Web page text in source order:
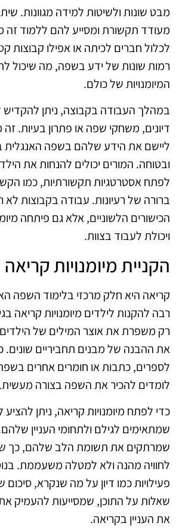
מבט שונות ולשיטות למידה מגוונות.
מעודד תקשורת ומסייע להם ללמוד זה
לכלול חברים לכיתה או אפילו קבוצות
רמות שונות של ידע בשפה, מה שיכול
המיומנויות של כולם.
במהלך העבודה בקבוצה, ניתן להקדיש
דיונים, משחקי שפה או פתרון בעיות.
ליישם את הידע שלהם בשפה האנגלית
ובטוחה. המורים יכולים להנחות את
לפתח אסטרטגיות תקשורתיות, כמו
ברורה של רעיונות. עבודה בקבוצות
הכישורים הלשוניים, אלא גם פיתחה
ויכולת לעבוד בצוות.
הקניית מיומנויות קריאה
קריאה היא חלק מרכזי בלימוד השפה
רבה להקנות לילדים מיומנויות קריאה
רק משפרת את אוצר המילים של
את ההבנה של מבנים תחביריים שונים.
לספרים, כתבות או חומרים אחרים
לומדים להכיר את השפה בצורה מעשית.
כדי לפתח מיומנויות קריאה, ניתן
שמתאימים לגילם ולתחומי העניין
שמרתקים את תשומת הלב שלהם, כך
לחוויה מהנה ולא למטלה משעממת.
פעילויות כמו דיון על מה שנקרא, סיכום
שאלות על התוכן, שמסייעות להעמיק
את העניין בקריאה.